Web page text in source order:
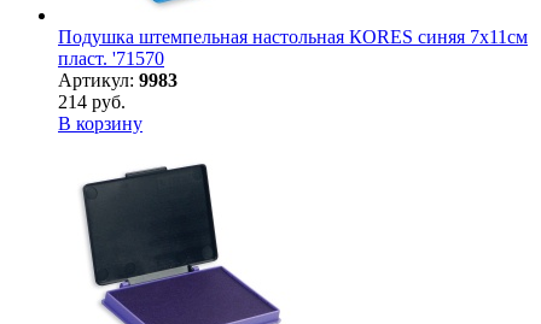
Подушка штемпельная настольная КORES синяя 7х11см
пласт. '71570
Артикул: 9983
214 руб.
В корзину